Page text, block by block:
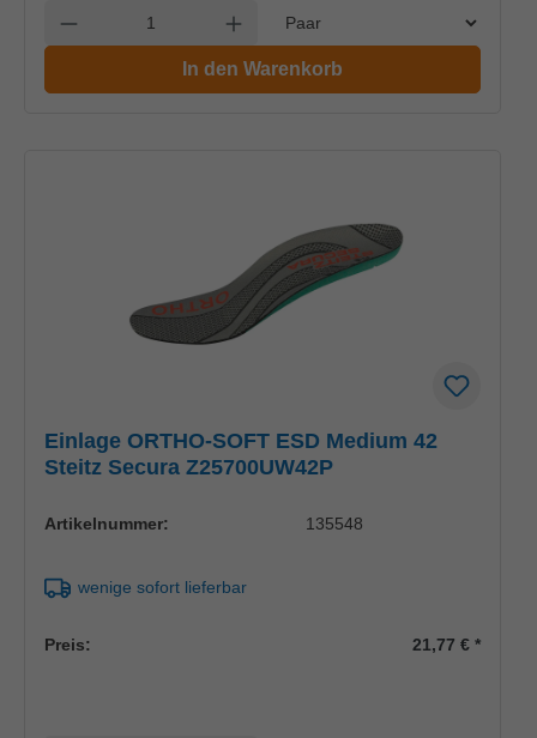
Anzahl verringern Anzahl erhöhen
In den Warenkorb
Einlage ORTHO-SOFT ESD Medium 42
Steitz Secura Z25700UW42P
Artikelnummer: 135548
wenige sofort lieferbar
Preis: 21,77 €*